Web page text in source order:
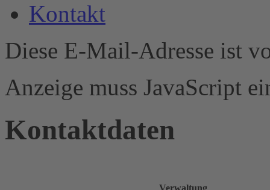
Kontakt
Diese E-Mail-Adresse ist
Anzeige muss JavaScript
Kontaktdaten
Verwaltung